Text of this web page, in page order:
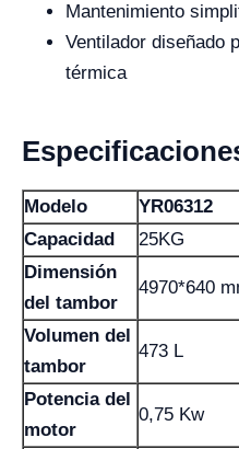
Mantenimiento
Ventilador diseñado
térmica
Modelo
YR06312
Capacidad
25KG
Dimensión
del tambor
4970*640
Volumen del
tambor
473 L
Potencia del
motor
0,75 Kw